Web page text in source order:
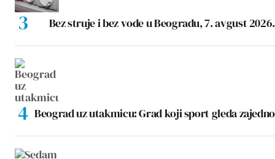
Bez struje i bez vode u Beogradu, 7. avgust 2026.
Beograd uz utakmicu: Grad koji sport gleda zajedno